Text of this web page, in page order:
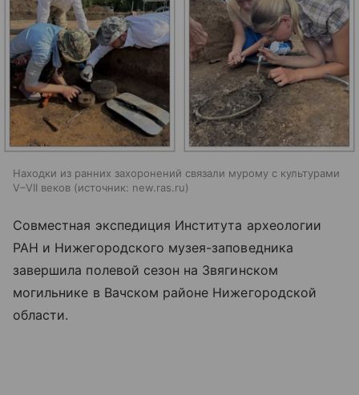
Находки из ранних захоронений связали мурому с культурами
V–VII веков
источник: new.ras.ru
Совместная экспедиция Института археологии
РАН и Нижегородского музея-заповедника
завершила полевой сезон на Звягинском
могильнике в Вачском районе Нижегородской
области.